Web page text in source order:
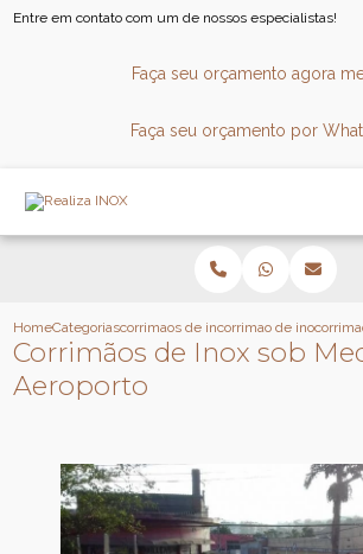
Entre em contato com um de nossos especialistas!
Faça seu orçamento agora
Faça seu orçamento por
HomeCategoriascorrimaos de inoxcorrimao de inox sob
Corrimãos de Inox sob
Aeroporto